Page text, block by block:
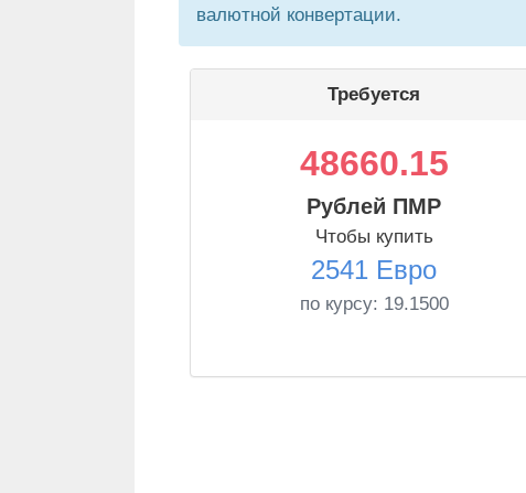
валютной конвертации.
Требуется
48660.15
Рублей ПМР
Чтобы купить
2541 Евро
по курсу: 19.1500